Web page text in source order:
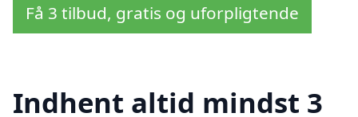
Få 3 tilbud, gratis og uforpligtende
Indhent altid mindst 3